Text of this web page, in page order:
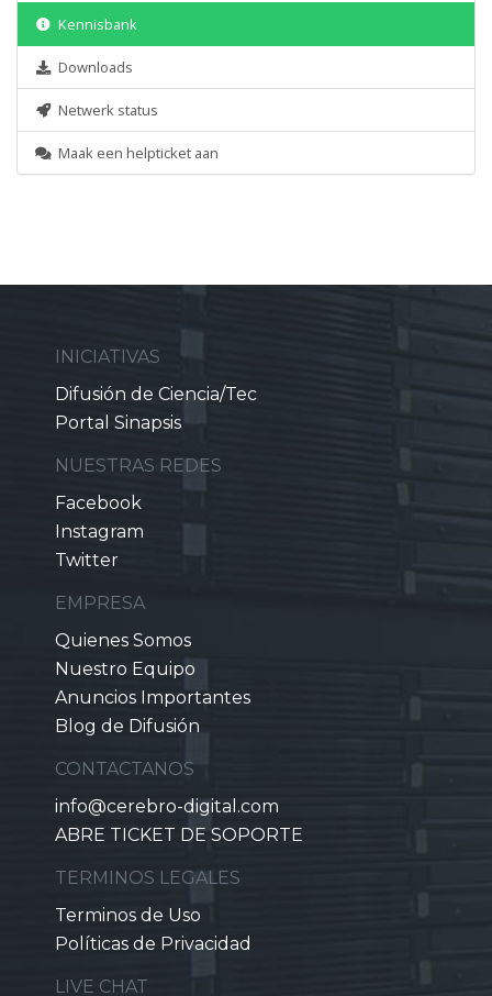
Kennisbank
Downloads
Netwerk status
Maak een helpticket aan
INICIATIVAS
Difusión de Ciencia/Tec
Portal Sinapsis
NUESTRAS REDES
Facebook
Instagram
Twitter
EMPRESA
Quienes Somos
Nuestro Equipo
Anuncios Importantes
Blog de Difusión
CONTACTANOS
info@cerebro-digital.com
ABRE TICKET DE SOPORTE
TERMINOS LEGALES
Terminos de Uso
Políticas de Privacidad
LIVE CHAT